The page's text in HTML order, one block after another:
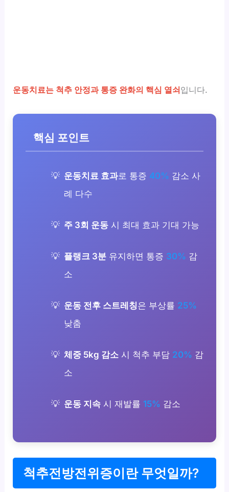
운동치료는 척추 안정과 통증 완화의 핵심 열쇠입니다.
핵심 포인트
운동치료 효과로 통증 40% 감소 사
례 다수
주 3회 운동시 최대 효과 기대 가능
플랭크 3분유지하면 통증 30% 감
소
운동 전후 스트레칭은 부상률 25%
낮춤
체중 5kg 감소시 척추 부담 20% 감
소
운동 지속시 재발률 15% 감소
척추전방전위증이란 무엇일까?